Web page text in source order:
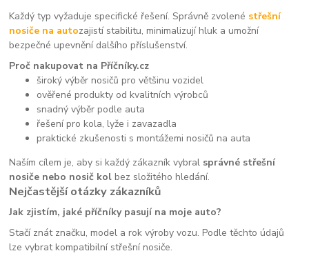
Každý typ vyžaduje specifické řešení. Správně zvolené střešní
nosiče na autozajistí stabilitu, minimalizují hluk a umožní
bezpečné upevnění dalšího příslušenství.
Proč nakupovat na Příčníky.cz
široký výběr nosičů pro většinu vozidel
ověřené produkty od kvalitních výrobců
snadný výběr podle auta
řešení pro kola, lyže i zavazadla
praktické zkušenosti s montážemi nosičů na auta
Naším cílem je, aby si každý zákazník vybral správné střešní
nosiče nebo nosič kol bez složitého hledání.
Nejčastější otázky zákazníků
Jak zjistím, jaké příčníky pasují na moje auto?
Stačí znát značku, model a rok výroby vozu. Podle těchto údajů
lze vybrat kompatibilní střešní nosiče.